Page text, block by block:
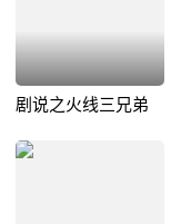
剧说之火线三兄弟